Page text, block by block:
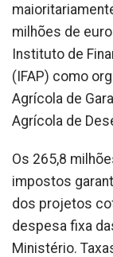
milhões de
Instituto de
(IFAP) como
Agrícola de
Agrícola de
Os 265,8
impostos
dos projetos
despesa fixa
Ministério.